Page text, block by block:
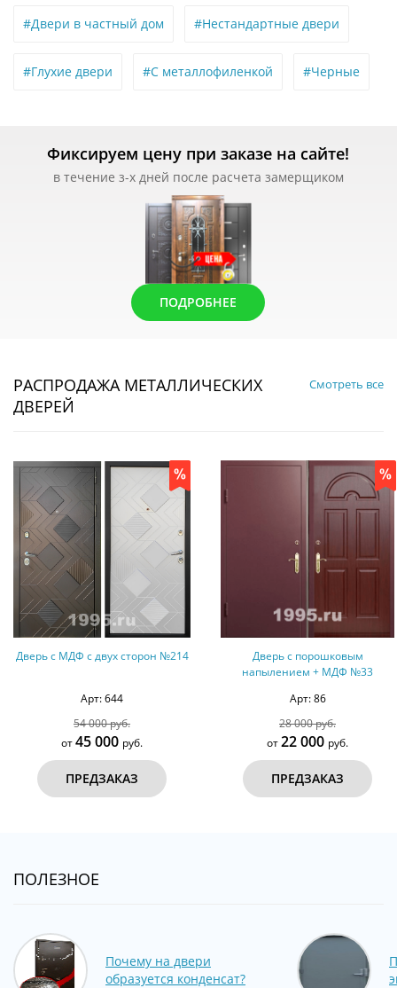
#Двери в частный дом #Нестандартные двери
#Глухие двери #С металлофиленкой #Черные
Фиксируем цену при заказе на сайте!
в течение з-х дней после расчета замерщиком
ПОДРОБНЕЕ
РАСПРОДАЖА МЕТАЛЛИЧЕСКИХ
ДВЕРЕЙ
Смотреть все
Дверь с МДФ с двух сторон №214
Арт: 644
54 000 руб.
от45 000 руб.
ПРЕДЗАКАЗ
Дверь с порошковым
напылением + МДФ №33
Арт: 86
28 000 руб.
от22 000 руб.
ПРЕДЗАКАЗ
ПОЛЕЗНОЕ
Почему на двери
образуется конденсат?